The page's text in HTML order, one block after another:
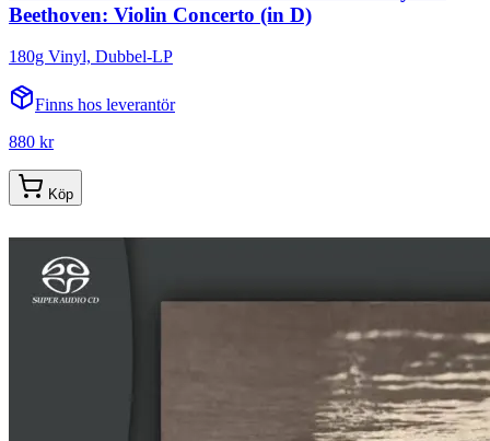
Beethoven: Violin Concerto (in D)
180g Vinyl, Dubbel-LP
Finns hos leverantör
880 kr
Köp